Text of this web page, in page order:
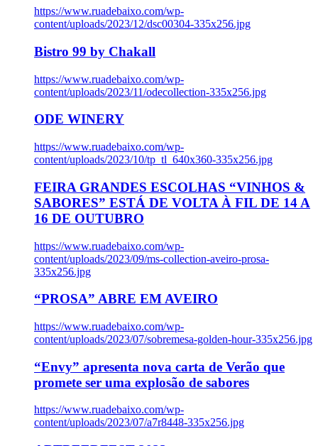
https://www.ruadebaixo.com/wp-
content/uploads/2023/12/dsc00304-335x256.jpg
Bistro 99 by Chakall
https://www.ruadebaixo.com/wp-
content/uploads/2023/11/odecollection-335x256.jpg
ODE WINERY
https://www.ruadebaixo.com/wp-
content/uploads/2023/10/tp_tl_640x360-335x256.jpg
FEIRA GRANDES ESCOLHAS “VINHOS &
SABORES” ESTÁ DE VOLTA À FIL DE 14 A
16 DE OUTUBRO
https://www.ruadebaixo.com/wp-
content/uploads/2023/09/ms-collection-aveiro-prosa-
335x256.jpg
“PROSA” ABRE EM AVEIRO
https://www.ruadebaixo.com/wp-
content/uploads/2023/07/sobremesa-golden-hour-335x256.jpg
“Envy” apresenta nova carta de Verão que
promete ser uma explosão de sabores
https://www.ruadebaixo.com/wp-
content/uploads/2023/07/a7r8448-335x256.jpg